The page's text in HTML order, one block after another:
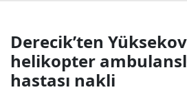
Derecik’ten
helikopter
hastası nakli